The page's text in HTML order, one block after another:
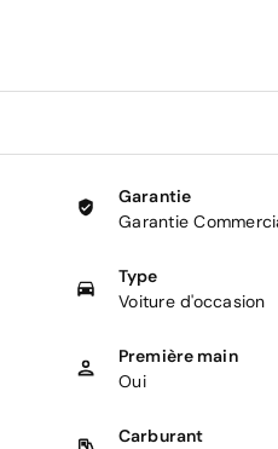
Garantie
Garantie
Type
Voiture d'occasion
Première main
Oui
Carburant